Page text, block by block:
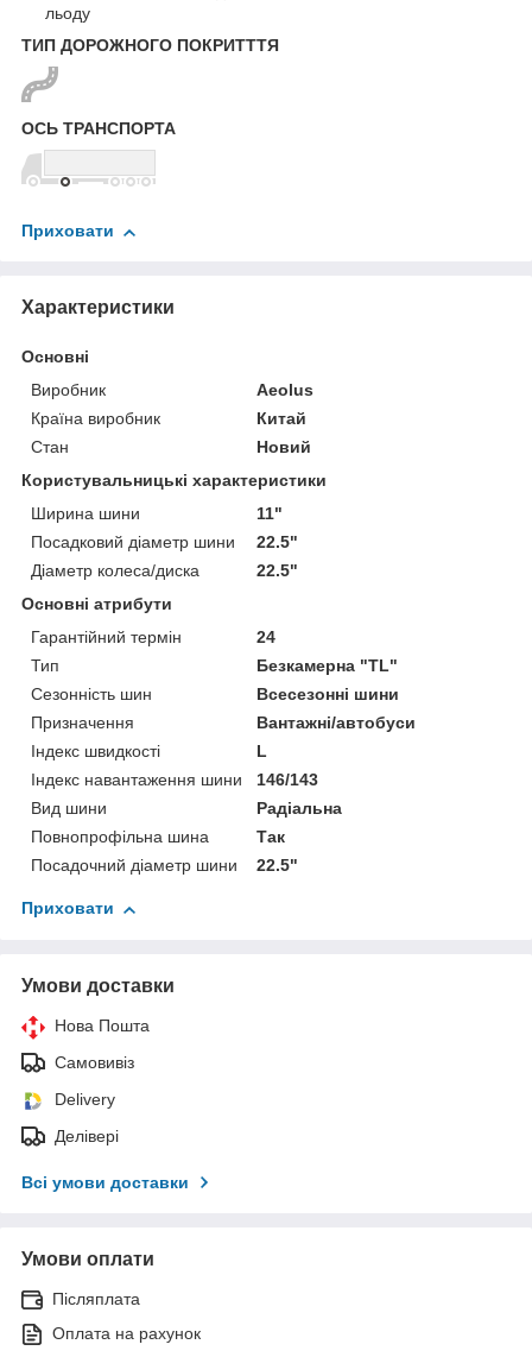
льоду
ТИП ДОРОЖНОГО ПОКРИТТТЯ
ОСЬ ТРАНСПОРТА
Приховати
Характеристики
Основні
Виробник
Aeolus
Країна виробник
Китай
Стан
Новий
Користувальницькі характеристики
Ширина шини
11"
Посадковий діаметр шини
22.5"
Діаметр колеса/диска
22.5"
Основні атрибути
Гарантійний термін
24
Тип
Безкамерна "TL"
Сезонність шин
Всесезонні шини
Призначення
Вантажні/автобуси
Індекс швидкості
L
Індекс навантаження шини
146/143
Вид шини
Радіальна
Повнопрофільна шина
Так
Посадочний діаметр шини
22.5"
Приховати
Умови доставки
Нова Пошта
Самовивіз
Delivery
Делівері
Всі умови доставки
Умови оплати
Післяплата
Оплата на рахунок